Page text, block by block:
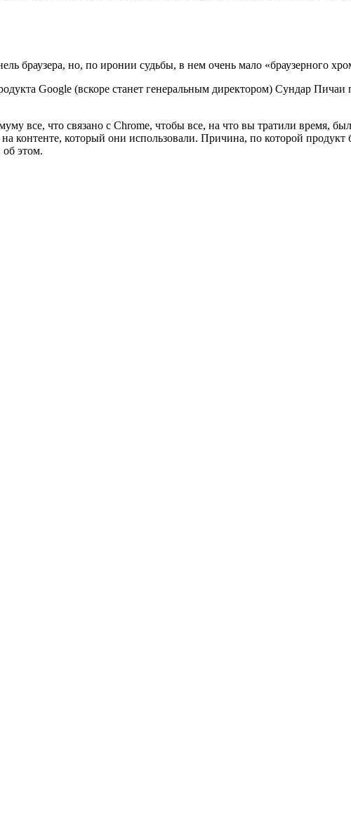
браузера, но, по иронии судьбы, в нем очень мало «браузерного
Google (вскоре станет генеральным директором) Сундар Пичаи
все, что связано с Chrome, чтобы все, на что вы тратили время,
контенте, который они использовали. Причина, по которой продукт
этом.